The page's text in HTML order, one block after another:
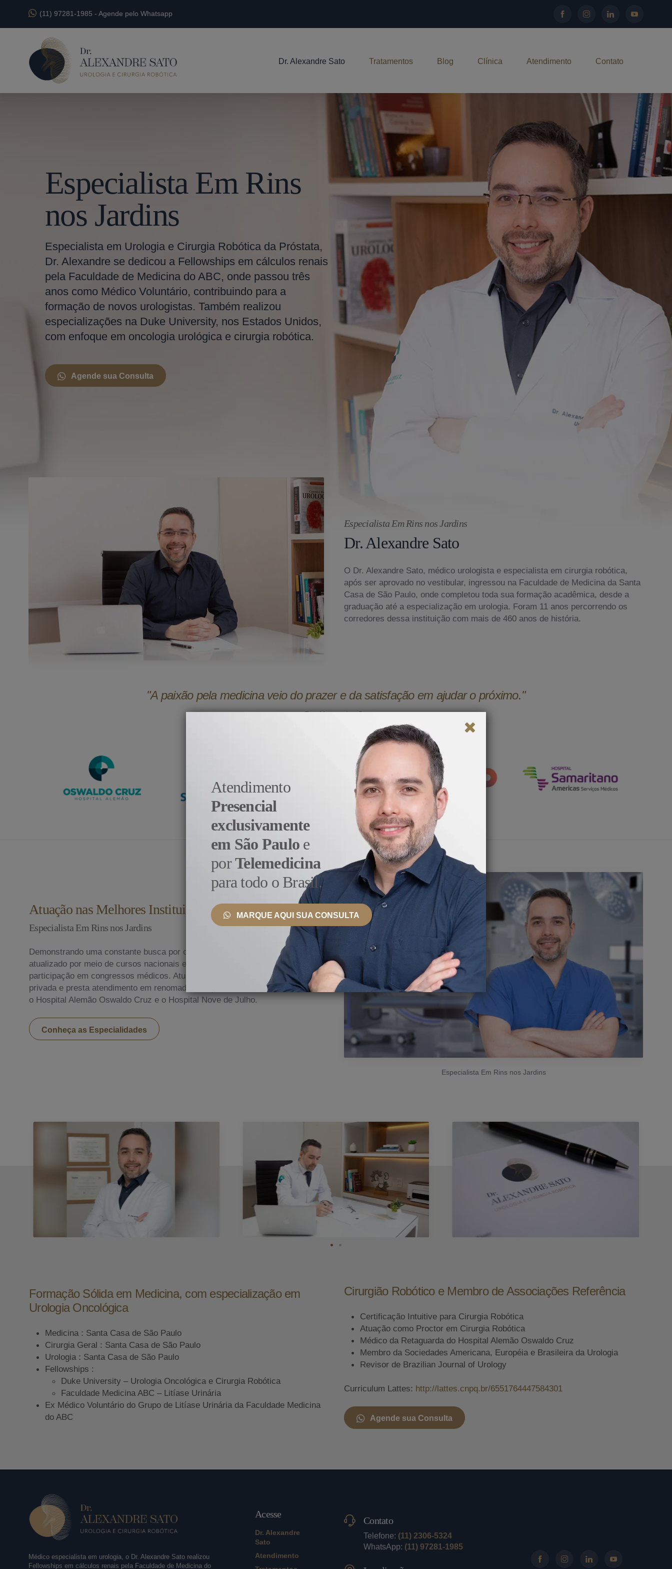
(11) 97281-1985 - Agende pelo Whatsapp
Dr. Alexandre Sato Tratamentos Blog Clínica Atendimento Contato
Especialista Em Rins
nos Jardins
Especialista em Urologia e Cirurgia Robótica da Próstata,
Dr. Alexandre se dedicou a Fellowships em cálculos renais
pela Faculdade de Medicina do ABC, onde passou três
anos como Médico Voluntário, contribuindo para a
formação de novos urologistas. Também realizou
especializações na Duke University, nos Estados Unidos,
com enfoque em oncologia urológica e cirurgia robótica.
Agende sua Consulta
Especialista Em Rins nos Jardins
Dr. Alexandre Sato
O Dr. Alexandre Sato, médico urologista e especialista em cirurgia robótica,
após ser aprovado no vestibular, ingressou na Faculdade de Medicina da Santa
Casa de São Paulo, onde completou toda sua formação acadêmica, desde a
graduação até a especialização em urologia. Foram 11 anos percorrendo os
corredores dessa instituição com mais de 460 anos de história.
"A paixão pela medicina veio do prazer e da satisfação em ajudar o próximo."
- Dr. Alexandre Sato
Atuação nas Melhores Instituições do País e Exterior
Especialista Em Rins nos Jardins
Demonstrando uma constante busca por conhecimento, ele se mantém
atualizado por meio de cursos nacionais e internacionais, bem como
participação em congressos médicos. Atualmente, exerce sua prática na clínica
privada e presta atendimento em renomados hospitais de São Paulo, incluindo
o Hospital Alemão Oswaldo Cruz e o Hospital Nove de Julho.
Conheça as Especialidades
Especialista Em Rins nos Jardins
Formação Sólida em Medicina, com especialização em
Urologia Oncológica
Medicina : Santa Casa de São Paulo
Cirurgia Geral : Santa Casa de São Paulo
Urologia : Santa Casa de São Paulo
Fellowships :
Duke University – Urologia Oncológica e Cirurgia Robótica
Faculdade Medicina ABC – Litíase Urinária
Ex Médico Voluntário do Grupo de Litíase Urinária da Faculdade Medicina
do ABC
Cirurgião Robótico e Membro de Associações Referência
Certificação Intuitive para Cirurgia Robótica
Atuação como Proctor em Cirurgia Robótica
Médico da Retaguarda do Hospital Alemão Oswaldo Cruz
Membro da Sociedades Americana, Européia e Brasileira da Urologia
Revisor de Brazilian Journal of Urology
Curriculum Lattes: http://lattes.cnpq.br/6551764447584301
Agende sua Consulta
Médico especialista em urologia, o Dr. Alexandre Sato realizou
Fellowships em cálculos renais pela Faculdade de Medicina do
Acesse
Dr. Alexandre
Sato
Atendimento
Contato
Telefone: (11) 2306-5324
WhatsApp: (11) 97281-1985
Atendimento
Presencial
exclusivamente
em São Paulo e
porTelemedicina
para todo o Brasil.
MARQUE AQUI SUA CONSULTA